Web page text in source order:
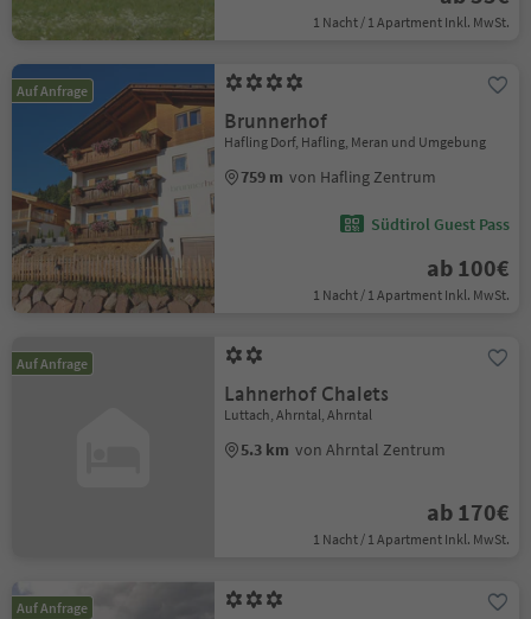
1 Nacht / 1 Apartment Inkl. MwSt.
Auf Anfrage
Brunnerhof
Hafling Dorf, Hafling, Meran und Umgebung
759 m von Hafling Zentrum
Südtirol Guest Pass
ab 100€
1 Nacht / 1 Apartment Inkl. MwSt.
Auf Anfrage
Lahnerhof Chalets
Luttach, Ahrntal, Ahrntal
5.3 km von Ahrntal Zentrum
ab 170€
1 Nacht / 1 Apartment Inkl. MwSt.
Auf Anfrage